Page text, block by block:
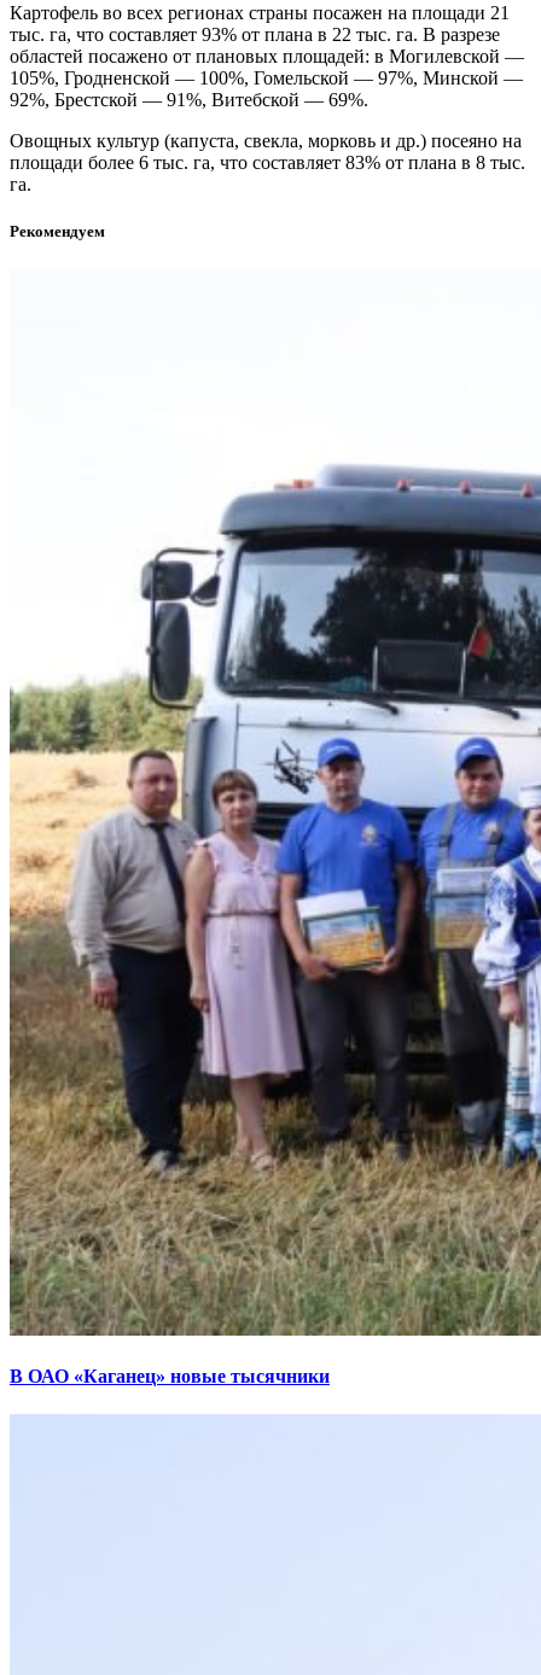
Картофель во всех регионах страны посажен на площади 21
тыс. га, что составляет 93% от плана в 22 тыс. га. В разрезе
областей посажено от плановых площадей: в Могилевской —
105%, Гродненской — 100%, Гомельской — 97%, Минской —
92%, Брестской — 91%, Витебской — 69%.
Овощных культур (капуста, свекла, морковь и др.) посеяно на
площади более 6 тыс. га, что составляет 83% от плана в 8 тыс.
га.
Рекомендуем
В ОАО «Каганец» новые тысячники